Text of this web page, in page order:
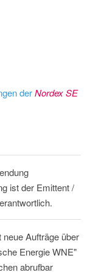
derNordex SE
ist der Emittent /
Aufträge über
Energie WNE"
abrufbar